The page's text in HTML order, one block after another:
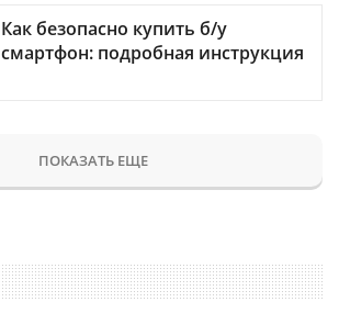
Как безопасно купить б/у
смартфон: подробная инструкция
ПОКАЗАТЬ ЕЩЕ